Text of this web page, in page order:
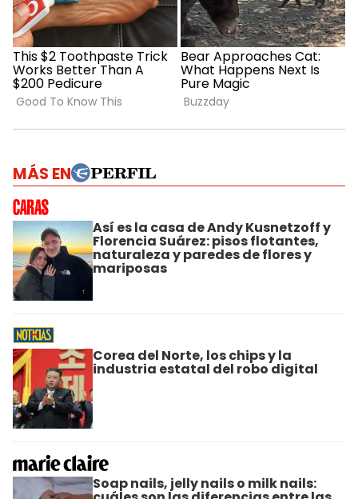
MÁS EN
Así es la casa de Andy Kusnetzoff y
Florencia Suárez: pisos flotantes,
naturaleza y paredes de flores y
mariposas
Corea del Norte, los chips y la
industria estatal del robo digital
Soap nails, jelly nails o milk nails: